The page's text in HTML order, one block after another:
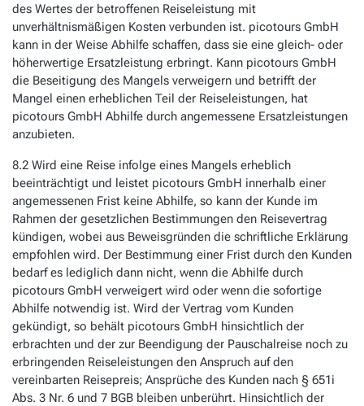
des Wertes der betroffenen Reiseleistung mit
unverhältnismäßigen Kosten verbunden ist. picotours GmbH
kann in der Weise Abhilfe schaffen, dass sie eine gleich- oder
höherwertige Ersatzleistung erbringt. Kann picotours GmbH
die Beseitigung des Mangels verweigern und betrifft der
Mangel einen erheblichen Teil der Reiseleistungen, hat
picotours GmbH Abhilfe durch angemessene Ersatzleistungen
anzubieten.
8.2 Wird eine Reise infolge eines Mangels erheblich
beeinträchtigt und leistet picotours GmbH innerhalb einer
angemessenen Frist keine Abhilfe, so kann der Kunde im
Rahmen der gesetzlichen Bestimmungen den Reisevertrag
kündigen, wobei aus Beweisgründen die schriftliche Erklärung
empfohlen wird. Der Bestimmung einer Frist durch den Kunden
bedarf es lediglich dann nicht, wenn die Abhilfe durch
picotours GmbH verweigert wird oder wenn die sofortige
Abhilfe notwendig ist. Wird der Vertrag vom Kunden
gekündigt, so behält picotours GmbH hinsichtlich der
erbrachten und der zur Beendigung der Pauschalreise noch zu
erbringenden Reiseleistungen den Anspruch auf den
vereinbarten Reisepreis; Ansprüche des Kunden nach § 651i
Abs. 3 Nr. 6 und 7 BGB bleiben unberührt. Hinsichtlich der